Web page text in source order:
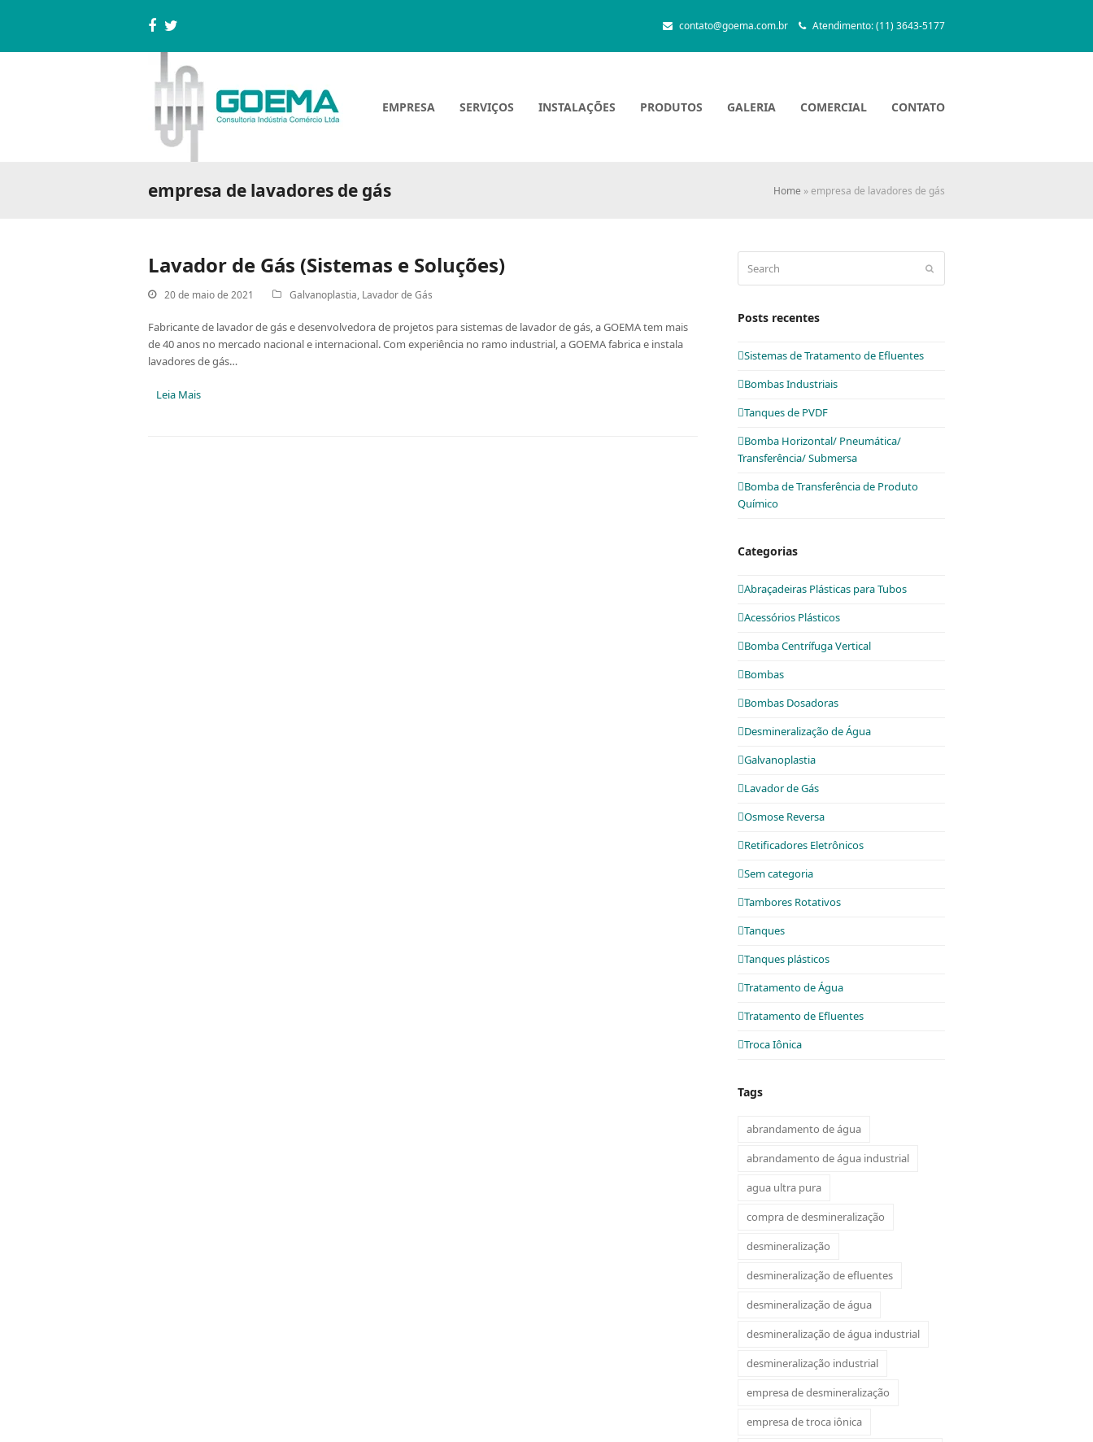
Facebook
Twitter contato@goema.com.br Atendimento: (11) 3643-5177
EMPRESA SERVIÇOS INSTALAÇÕES PRODUTOS GALERIA COMERCIAL CONTATO
empresa de lavadores de gás Home »empresa de lavadores de gás
Lavador de Gás (Sistemas e Soluções)
20 de maio de 2021 Galvanoplastia, Lavador de Gás
Fabricante de lavador de gás e desenvolvedora de projetos para sistemas de lavador de gás, a GOEMA tem mais
de 40 anos no mercado nacional e internacional. Com experiência no ramo industrial, a GOEMA fabrica e instala
lavadores de gás…
Leia Mais
Posts recentes
Sistemas de Tratamento de Efluentes
Bombas Industriais
Tanques de PVDF
Bomba Horizontal/ Pneumática/
Transferência/ Submersa
Bomba de Transferência de Produto
Químico
Categorias
Abraçadeiras Plásticas para Tubos
Acessórios Plásticos
Bomba Centrífuga Vertical
Bombas
Bombas Dosadoras
Desmineralização de Água
Galvanoplastia
Lavador de Gás
Osmose Reversa
Retificadores Eletrônicos
Sem categoria
Tambores Rotativos
Tanques
Tanques plásticos
Tratamento de Água
Tratamento de Efluentes
Troca Iônica
Tags
abrandamento de água
abrandamento de água industrial
agua ultra pura
compra de desmineralização
desmineralização
desmineralização de efluentes
desmineralização de água
desmineralização de água industrial
desmineralização industrial
empresa de desmineralização
empresa de troca iônica